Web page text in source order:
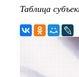
Таблица